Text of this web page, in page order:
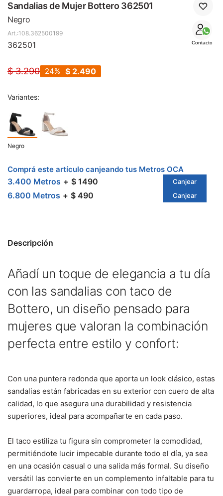
Sandalias de Mujer Bottero 362501
Negro
Contacto
108.362500199
362501
$ 3.290 $ 2.490
24
Variantes:
Negro
Comprá este artículo canjeando tus Metros OCA
3.400 Metros $ 1490 Canjear
6.800 Metros $ 490 Canjear
Descripción
Añadí un toque de elegancia a tu día
con las sandalias con taco de
Bottero, un diseño pensado para
mujeres que valoran la combinación
perfecta entre estilo y confort:
Con una puntera redonda que aporta un look clásico, estas
sandalias están fabricadas en su exterior con cuero de alta
calidad, lo que asegura una durabilidad y resistencia
superiores, ideal para acompañarte en cada paso.
El taco estiliza tu figura sin comprometer la comodidad,
permitiéndote lucir impecable durante todo el día, ya sea
en una ocasión casual o una salida más formal. Su diseño
versátil las convierte en un complemento infaltable para tu
guardarropa, ideal para combinar con todo tipo de